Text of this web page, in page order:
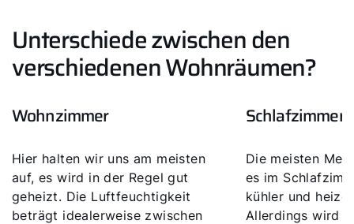
Unterschiede zwischen den
verschiedenen Wohnräumen?
Wohnzimmer
Hier halten wir uns am meisten
auf, es wird in der Regel gut
geheizt. Die Luftfeuchtigkeit
beträgt idealerweise zwischen
Schlafzimmer
Die meisten
es im
kühler und
Allerdings wird